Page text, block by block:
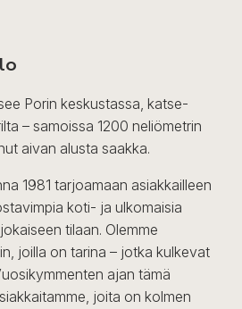
Porin keskustassa, katse-
– samoissa 1200 neliömetrin
aivan alusta saakka.
1981 tarjoamaan asiakkailleen
koti- ja ulkomaisia
tilaan. Olemme
joilla on tarina – jotka kulkevat
ajan tämä
joita on kolmen